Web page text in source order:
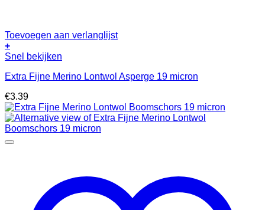
Toevoegen aan verlanglijst
+
Snel bekijken
Extra Fijne Merino Lontwol Asperge 19 micron
€3.39